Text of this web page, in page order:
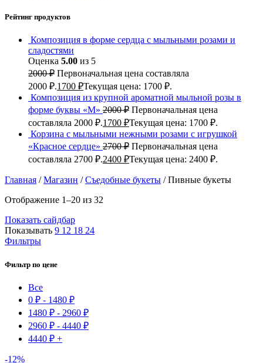
Рейтинг продуктов
Композиция в форме сердца с мыльными розами и
сладостями
Оценка 5.00 из 5
2000₽ Первоначальная цена составляла
2000 ₽.1700 ₽Текущая цена: 1700 ₽.
Композиция из крупной ароматной мыльной розы в
форме буквы «М» 2000₽ Первоначальная цена
составляла 2000 ₽.1700 ₽Текущая цена: 1700 ₽.
Корзина с мыльными нежными розами с игрушкой
«Красное сердце» 2700₽ Первоначальная цена
составляла 2700 ₽.2400 ₽Текущая цена: 2400 ₽.
Главная /Магазин /Съедобные букеты /Пивные букеты
Отображение 1–20 из 32
Показать сайдбар
Показывать 9 12 18 24
Фильтры
Фильтр по цене
Все
0 ₽ - 1480 ₽
1480 ₽ - 2960 ₽
2960 ₽ - 4440 ₽
4440 ₽ +
-12%